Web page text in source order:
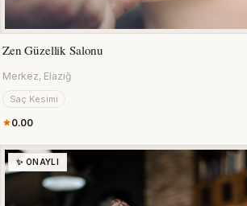
Zen Güzellik Salonu
Merkez, Elazığ
Saç Kesimi
0.00
✨ ONAYLI